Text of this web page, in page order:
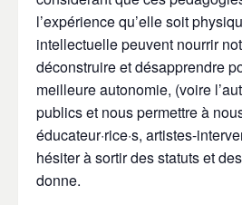
l’expérience qu’elle soit
intellectuelle peuvent nourrir
déconstruire et désapprendre
meilleure autonomie, (voire
publics et nous permettre à
éducateur·rice·s, artistes-
hésiter à sortir des statuts et
donne.